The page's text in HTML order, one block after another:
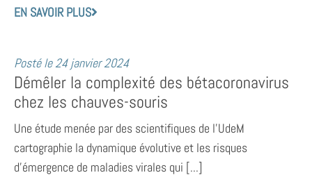
EN SAVOIR PLUS
Posté le24 janvier 2024
Démêler la complexité des bétacoronavirus
chez les chauves-souris
Une étude menée par des scientifiques de l’UdeM
cartographie la dynamique évolutive et les risques
d’émergence de maladies virales qui [...]